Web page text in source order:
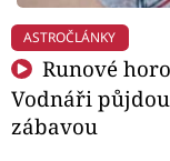
ASTROČLÁNKY
Runové
Vodnáři
zábavou